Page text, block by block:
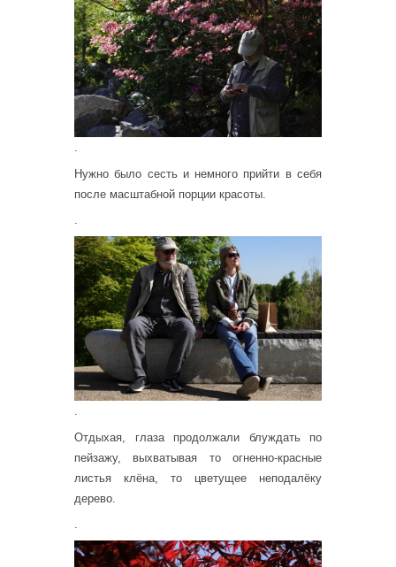
.
Нужно было сесть и немного прийти в себя
после масштабной порции красоты.
.
.
Отдыхая, глаза продолжали блуждать по
пейзажу, выхватывая то огненно-красные
листья клёна, то цветущее неподалёку
дерево.
.